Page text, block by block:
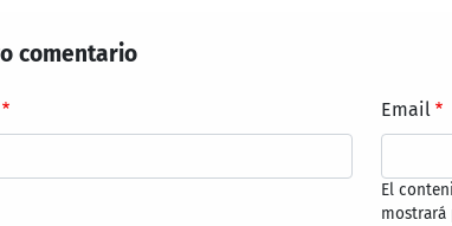
comentario
Email
El
mostrará